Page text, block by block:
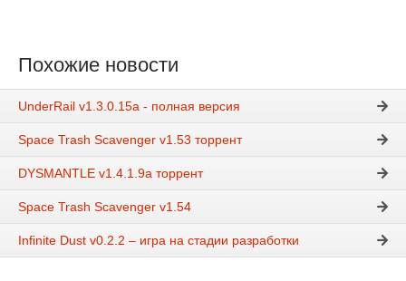
Похожие новости
UnderRail v1.3.0.15a - полная версия
Space Trash Scavenger v1.53 торрент
DYSMANTLE v1.4.1.9a торрент
Space Trash Scavenger v1.54
Infinite Dust v0.2.2 – игра на стадии разработки